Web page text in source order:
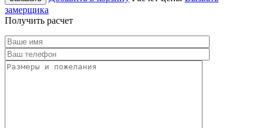
замерщика
Получить расчет